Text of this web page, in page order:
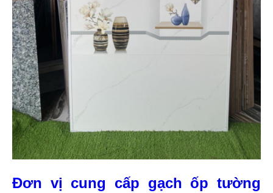
Đơn vị cung cấp gạch ốp tường